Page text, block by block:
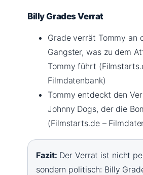
Billy Grades Verrat
Grade verrät Tommy an
Gangster, was zu dem
Tommy führt
Filmdatenbank)
Tommy entdeckt den
Johnny Dogs, der die
(Filmstarts.de –
Fazit: Der Verrat ist nicht
sondern politisch: Billy